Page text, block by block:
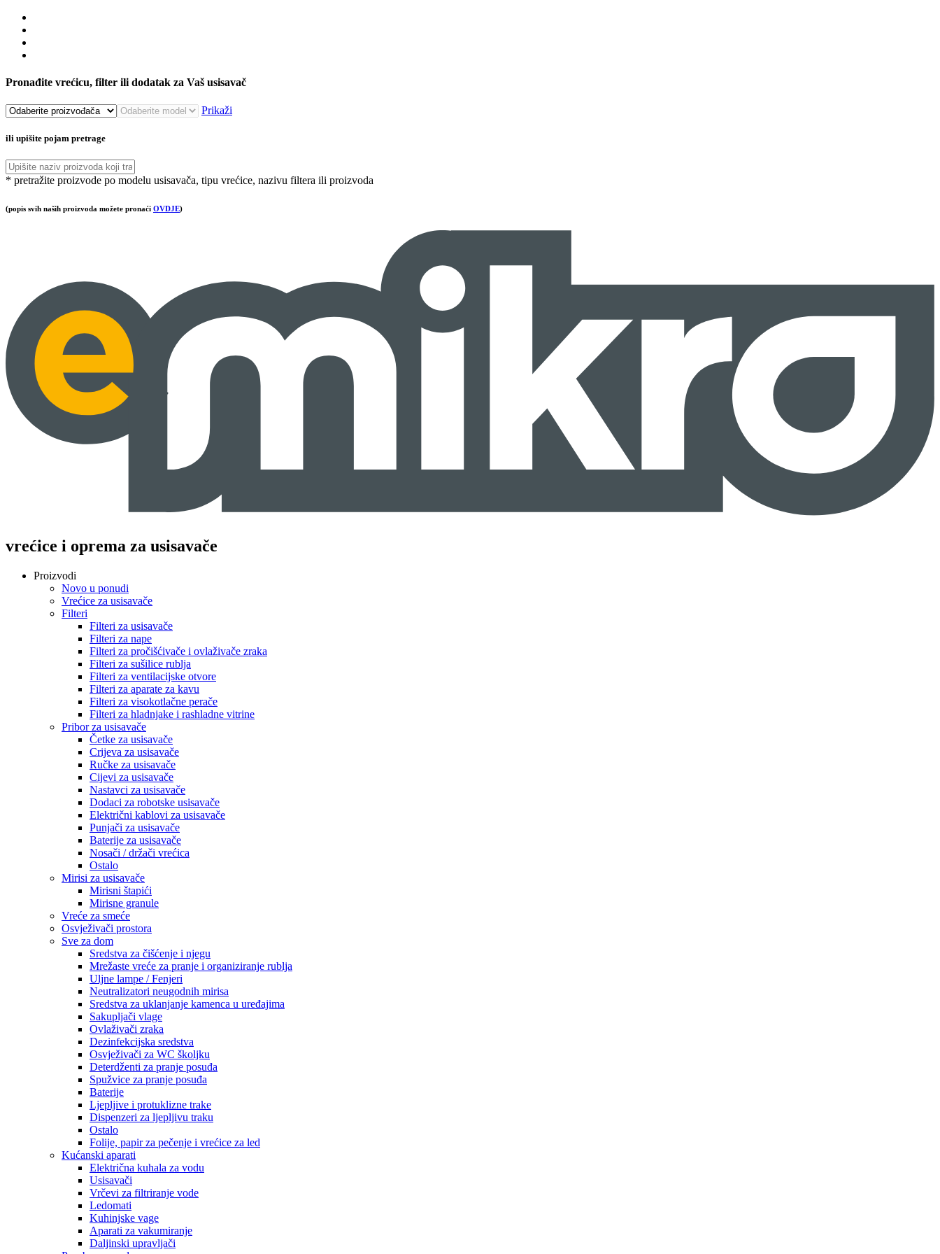
Pronađite vrećicu, filter ili dodatak za Vaš usisavač
Prikaži
ili upišite pojam pretrage
* pretražite proizvode po modelu usisavača, tipu vrećice, nazivu filtera ili proizvoda
(popis svih naših proizvoda možete pronaći OVDJE)
vrećice i oprema za usisavače
Proizvodi
Novo u ponudi
Vrećice za usisavače
Filteri
Filteri za usisavače
Filteri za nape
Filteri za pročišćivače i ovlaživače zraka
Filteri za sušilice rublja
Filteri za ventilacijske otvore
Filteri za aparate za kavu
Filteri za visokotlačne perače
Filteri za hladnjake i rashladne vitrine
Pribor za usisavače
Četke za usisavače
Crijeva za usisavače
Ručke za usisavače
Cijevi za usisavače
Nastavci za usisavače
Dodaci za robotske usisavače
Električni kablovi za usisavače
Punjači za usisavače
Baterije za usisavače
Nosači / držači vrećica
Ostalo
Mirisi za usisavače
Mirisni štapići
Mirisne granule
Vreće za smeće
Osvježivači prostora
Sve za dom
Sredstva za čišćenje i njegu
Mrežaste vreće za pranje i organiziranje rublja
Uljne lampe / Fenjeri
Neutralizatori neugodnih mirisa
Sredstva za uklanjanje kamenca u uređajima
Sakupljači vlage
Ovlaživači zraka
Dezinfekcijska sredstva
Osvježivači za WC školjku
Deterdženti za pranje posuđa
Spužvice za pranje posuđa
Baterije
Ljepljive i protuklizne trake
Dispenzeri za ljepljivu traku
Ostalo
Folije, papir za pečenje i vrećice za led
Kućanski aparati
Električna kuhala za vodu
Usisavači
Vrčevi za filtriranje vode
Ledomati
Kuhinjske vage
Aparati za vakumiranje
Daljinski upravljači